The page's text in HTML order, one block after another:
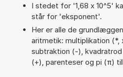
I stedet for '1,68 x 10^5'
står for 'eksponent'.
Her er alle de
aritmetik: multiplikation (*,
subtraktion (-),
(+), parenteser og pi (π)